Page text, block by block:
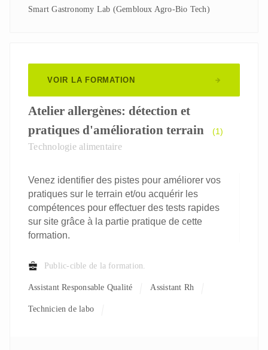
Smart Gastronomy Lab (Gembloux Agro-Bio Tech)
VOIR LA FORMATION
Atelier allergènes: détection et
pratiques d'amélioration terrain
(1)
Technologie alimentaire
Venez identifier des pistes pour améliorer vos
pratiques sur le terrain et/ou acquérir les
compétences pour effectuer des tests rapides
sur site grâce à la partie pratique de cette
formation.
Public-cible de la formation.
Assistant Responsable Qualité Assistant Rh
Technicien de labo